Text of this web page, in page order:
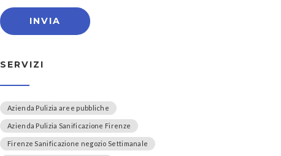
SERVIZI
Azienda Pulizia aree pubbliche
Azienda Pulizia Sanificazione Firenze
Firenze Sanificazione negozio Settimanale